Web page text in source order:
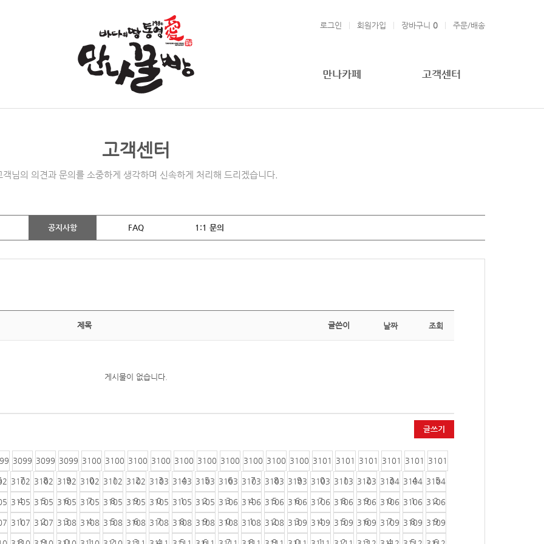
로그인 회원가입 장바구니 0 주문/배송
만나카페 고객센터
고객센터
객님의 의견과 문의를 소중하게 생각하며 신속하게 처리해 드리겠습니다.
공지사항 FAQ 1:1 문의
제목 글쓴이 날짜 조회
게시물이 없습니다.
글쓰기
3099
7
3099
8
3099
9
3100
0
3100
1
3100
2
3100
3
3100
4
3100
5
3100
6
3100
7
3100
8
3100
9
3101
0
3101
1
3101
2
3101
3
3101
4
3101
5
3102
4
3102
5
3102
6
3102
7
3102
8
3102
9
3103
0
3103
1
3103
2
3103
3
3103
4
3103
5
3103
6
3103
7
3103
8
3103
9
3104
0
3104
1
3104
2
3105
1
3105
2
3105
3
3105
4
3105
5
3105
6
3105
7
3105
8
3105
9
3106
0
3106
1
3106
2
3106
3
3106
4
3106
5
3106
6
3106
7
3106
8
3106
9
3107
8
3107
9
3108
0
3108
1
3108
2
3108
3
3108
4
3108
5
3108
6
3108
7
3108
8
3108
9
3109
0
3109
1
3109
2
3109
3
3109
4
3109
5
3109
6